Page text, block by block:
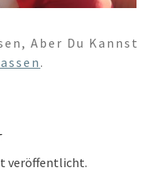
Aber Du Kannst
.
veröffentlicht.